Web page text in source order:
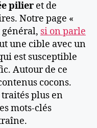
pilier et de
Notre page «
si on parle
une cible avec un
est susceptible
Autour de ce
cocons.
traités plus en
mots-clés